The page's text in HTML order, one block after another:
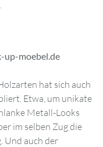
up-moebel.de
hat sich auch
Etwa, um unikate
Metall-Looks
im selben Zug die
Und auch der